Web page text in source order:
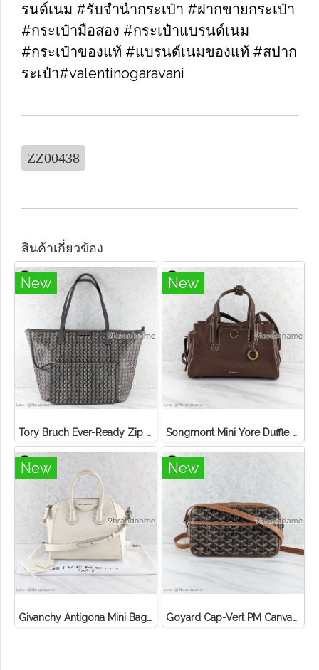
รนด์เนม​ #รับจำนำกระเป๋า #ฝากขายกระเป๋า
#กระเป๋ามือสอง​ #กระเป๋าแบรนด์เนม​
#กระเป๋าของแท้​ #แบรนด์เนมของแท้ #สปาก
ระเป๋า#valentinogaravani
ZZ00438
สินค้าเกี่ยวข้อง
New
Tory Bruch Ever-Ready Zip Tote Winter Zinc Canvas
New
Songmont Mini Yore Duffle Bag Sandal
New
Givanchy Antigona Mini Bag Off White SHW Goat Leather
New
Goyard Cap-Vert PM Canvas Black Tan